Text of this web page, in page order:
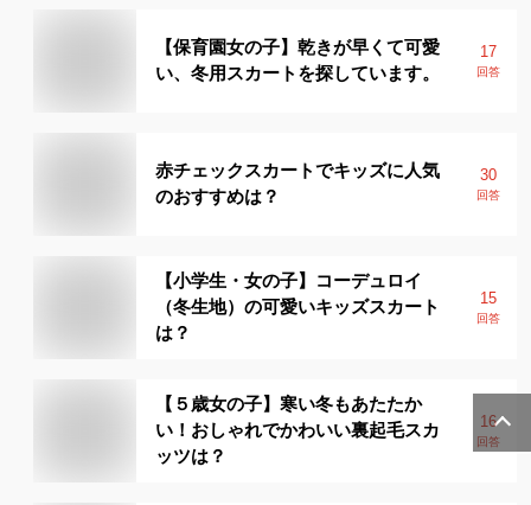
【保育園女の子】乾きが早くて可愛
い、冬用スカートを探しています。
17
回答
赤チェックスカートでキッズに人気
のおすすめは？
30
回答
【小学生・女の子】コーデュロイ
（冬生地）の可愛いキッズスカート
は？
15
回答
【５歳女の子】寒い冬もあたたか
い！おしゃれでかわいい裏起毛スカ
ッツは？
16
回答